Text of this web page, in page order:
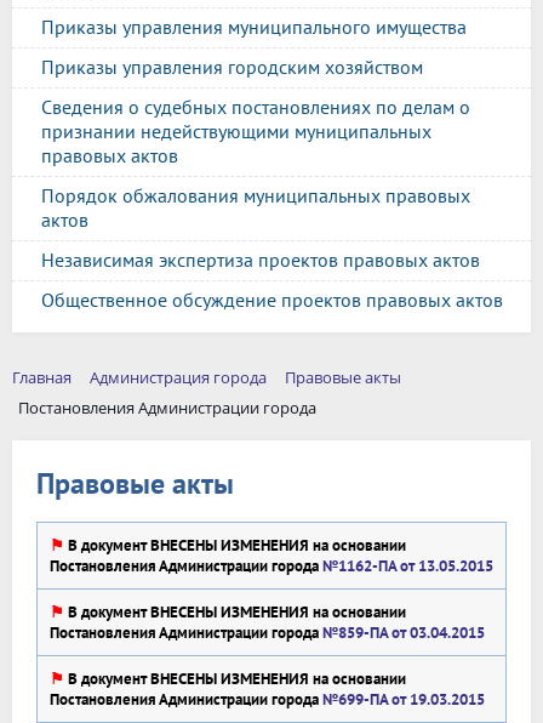
Приказы управления муниципального имущества
Приказы управления городским хозяйством
Сведения о судебных постановлениях по делам о
признании недействующими муниципальных
правовых актов
Порядок обжалования муниципальных правовых
актов
Независимая экспертиза проектов правовых актов
Общественное обсуждение проектов правовых актов
Главная Администрация города
Правовые акты
Постановления Администрации города
Правовые акты
⚑ В документ ВНЕСЕНЫ ИЗМЕНЕНИЯ на основании
Постановления Администрации города№1162-ПА от 13.05.2015
⚑ В документ ВНЕСЕНЫ ИЗМЕНЕНИЯ на основании
Постановления Администрации города№859-ПА от 03.04.2015
⚑ В документ ВНЕСЕНЫ ИЗМЕНЕНИЯ на основании
Постановления Администрации города№699-ПА от 19.03.2015